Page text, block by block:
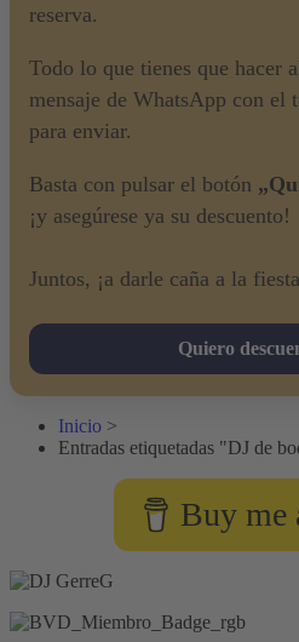
reserva.
Todo lo que tienes que hacer
mensaje de WhatsApp con el
para enviar.
Basta con pulsar el botón
¡y asegúrese ya su descuento!
Juntos, ¡a darle caña a la
Quiero
Inicio >
Entradas etiquetadas "DJ de
Buy me